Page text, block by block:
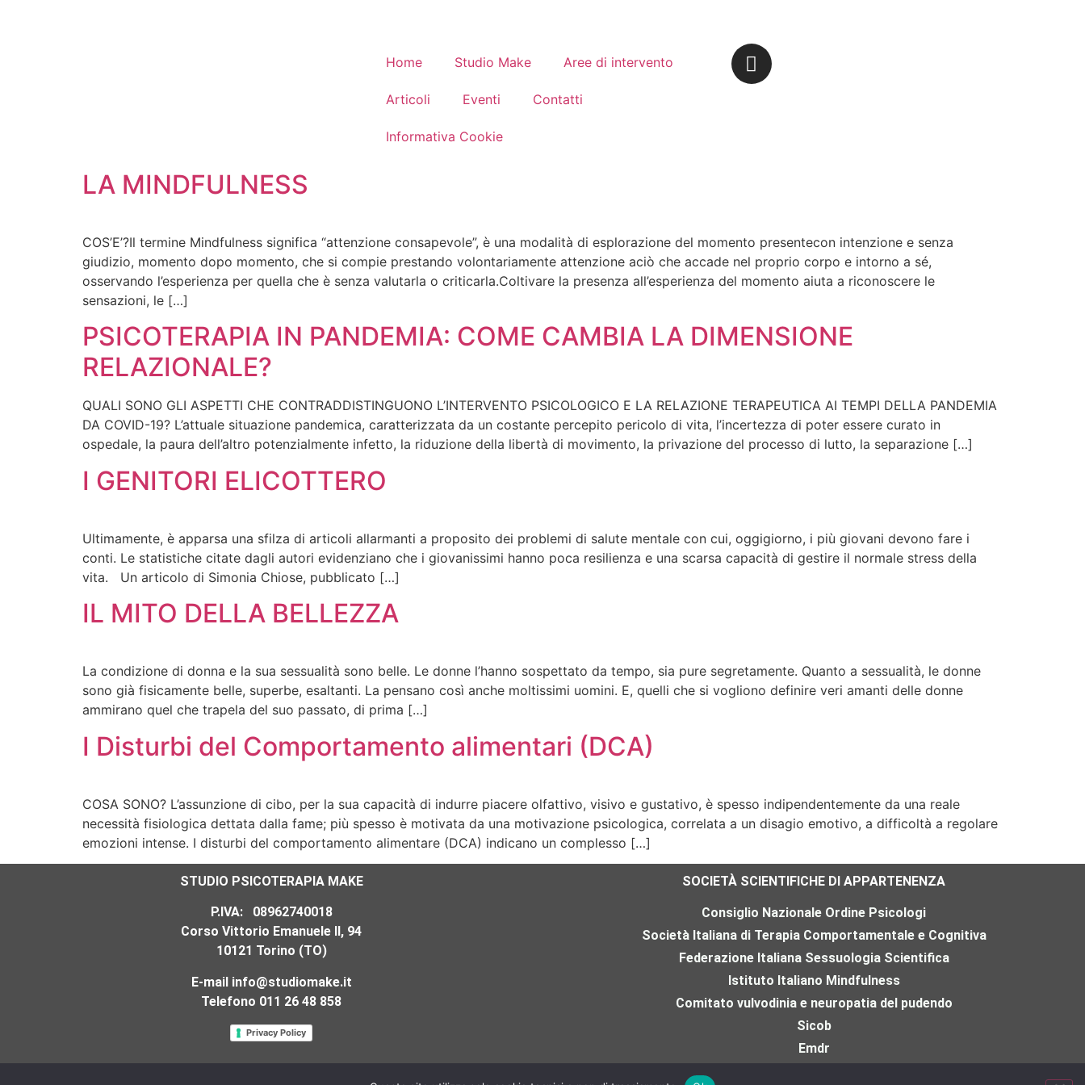
Home Studio Make Aree di intervento
Articoli Eventi Contatti
Informativa Cookie
LA MINDFULNESS
COS’E’?Il termine Mindfulness significa “attenzione consapevole”, è una modalità di esplorazione del momento presentecon intenzione e senza
giudizio, momento dopo momento, che si compie prestando volontariamente attenzione aciò che accade nel proprio corpo e intorno a sé,
osservando l’esperienza per quella che è senza valutarla o criticarla.Coltivare la presenza all’esperienza del momento aiuta a riconoscere le
sensazioni, le […]
PSICOTERAPIA IN PANDEMIA: COME CAMBIA LA DIMENSIONE
RELAZIONALE?
QUALI SONO GLI ASPETTI CHE CONTRADDISTINGUONO L’INTERVENTO PSICOLOGICO E LA RELAZIONE TERAPEUTICA AI TEMPI DELLA PANDEMIA
DA COVID-19? L’attuale situazione pandemica, caratterizzata da un costante percepito pericolo di vita, l’incertezza di poter essere curato in
ospedale, la paura dell’altro potenzialmente infetto, la riduzione della libertà di movimento, la privazione del processo di lutto, la separazione […]
I GENITORI ELICOTTERO
Ultimamente, è apparsa una sfilza di articoli allarmanti a proposito dei problemi di salute mentale con cui, oggigiorno, i più giovani devono fare i
conti. Le statistiche citate dagli autori evidenziano che i giovanissimi hanno poca resilienza e una scarsa capacità di gestire il normale stress della
vita. Un articolo di Simonia Chiose, pubblicato […]
IL MITO DELLA BELLEZZA
La condizione di donna e la sua sessualità sono belle. Le donne l’hanno sospettato da tempo, sia pure segretamente. Quanto a sessualità, le donne
sono già fisicamente belle, superbe, esaltanti. La pensano così anche moltissimi uomini. E, quelli che si vogliono definire veri amanti delle donne
ammirano quel che trapela del suo passato, di prima […]
I Disturbi del Comportamento alimentari (DCA)
COSA SONO? L’assunzione di cibo, per la sua capacità di indurre piacere olfattivo, visivo e gustativo, è spesso indipendentemente da una reale
necessità fisiologica dettata dalla fame; più spesso è motivata da una motivazione psicologica, correlata a un disagio emotivo, a difficoltà a regolare
emozioni intense. I disturbi del comportamento alimentare (DCA) indicano un complesso […]
STUDIO PSICOTERAPIA MAKE
P.IVA: 08962740018
Corso Vittorio Emanuele II, 94
10121 Torino (TO)
E-mail info@studiomake.it
Telefono 011 26 48 858
Privacy Policy
SOCIETÀ SCIENTIFICHE DI APPARTENENZA
Consiglio Nazionale Ordine Psicologi
Società Italiana di Terapia Comportamentale e Cognitiva
Federazione Italiana Sessuologia Scientifica
Istituto Italiano Mindfulness
Comitato vulvodinia e neuropatia del pudendo
Sicob
Emdr